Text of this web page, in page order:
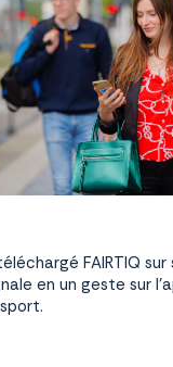
FAIRTIQ
en un geste sur